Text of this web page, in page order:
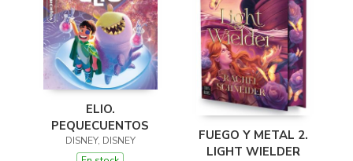
ELIO.
PEQUECUENTOS
DISNEY, DISNEY
FUEGO Y METAL 2.
LIGHT WIELDER